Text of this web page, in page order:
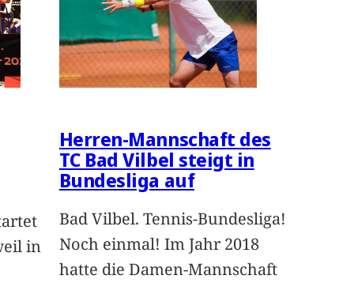
in
Herren-Mannschaft des
TC Bad Vilbel steigt in
Bundesliga auf
Bad Vilbel. Tennis-Bundesliga!
Noch einmal! Im Jahr 2018
hatte die Damen-Mannschaft